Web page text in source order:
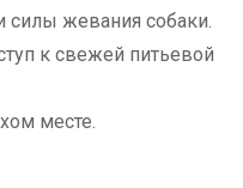
силы жевания собаки.
к свежей питьевой
месте.